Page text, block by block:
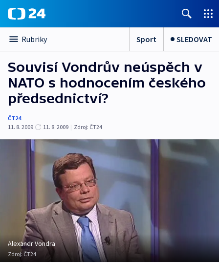
Rubriky Sport SLEDOVAT
Souvisí Vondrův neúspěch v
NATO s hodnocením českého
předsednictví?
ČT24
11. 8. 2009
11. 8. 2009 | Zdroj: ČT24
Alexandr Vondra
Zdroj: ČT24